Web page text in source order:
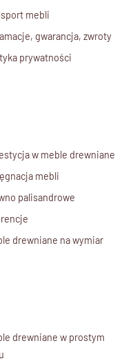
mebli
gwarancja, zwroty
prywatności
w meble drewniane
mebli
palisandrowe
drewniane na wymiar
drewniane w prostym